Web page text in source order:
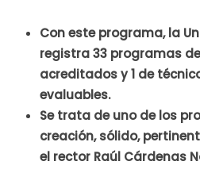
Con este programa, la
registra 33 programas
acreditados y 1 de
evaluables.
Se trata de uno de los
creación, sólido,
el rector Raúl Cárdenas